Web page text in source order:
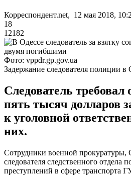
Корреспондент.net, 12 мая 2018,
18
12182
Фото: vppdr.gp.gov.ua
Задержание следователя полиции в
Следователь требовал
пять тысяч долларов
к уголовной
них.
Сотрудники военной
следователя следственного отдела
преступлений в сфере транспорта